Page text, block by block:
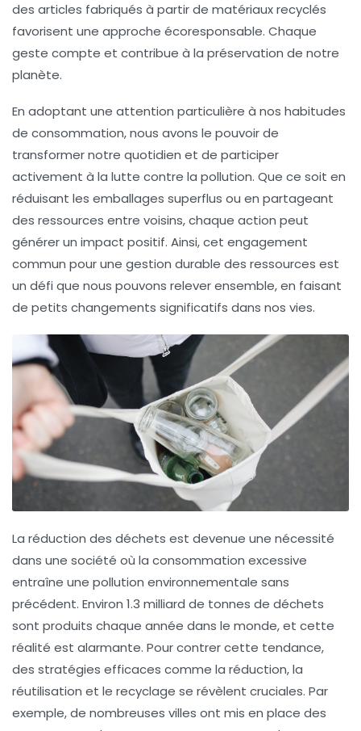
des articles fabriqués à partir de matériaux recyclés
favorisent une approche écoresponsable. Chaque
geste compte et contribue à la préservation de notre
planète.
En adoptant une attention particulière à nos habitudes
de consommation, nous avons le pouvoir de
transformer notre quotidien et de participer
activement à la lutte contre la pollution. Que ce soit en
réduisant les emballages superflus ou en partageant
des ressources entre voisins, chaque action peut
générer un impact positif. Ainsi, cet engagement
commun pour une gestion durable des ressources est
un défi que nous pouvons relever ensemble, en faisant
de petits changements significatifs dans nos vies.
La réduction des déchets est devenue une nécessité
dans une société où la consommation excessive
entraîne une pollution environnementale sans
précédent. Environ 1.3 milliard de tonnes de déchets
sont produits chaque année dans le monde, et cette
réalité est alarmante. Pour contrer cette tendance,
des stratégies efficaces comme la réduction, la
réutilisation et le recyclage se révèlent cruciales. Par
exemple, de nombreuses villes ont mis en place des